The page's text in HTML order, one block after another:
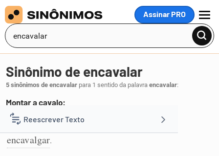
Assinar PRO
MENU
Reescrever Texto
Resumir Texto
Sinônimo de encavalar
5 sinônimos de encavalar para 1 sentido da palavra encavalar:
Montar a cavalo:
1 montar,acavalar amontar,
encavalgar.